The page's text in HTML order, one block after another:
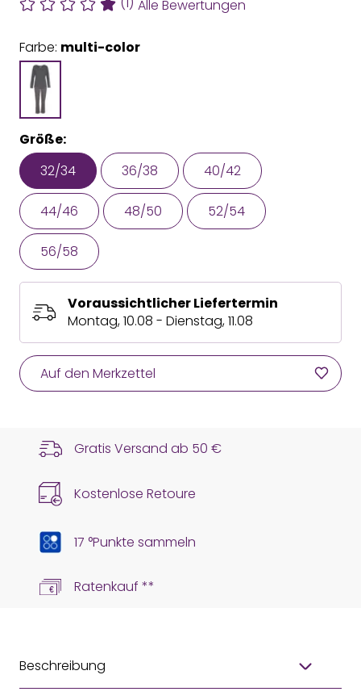
Alle Bewertungen
Farbe: multi-color
Größe:
32/34
36/38 40/42
44/46 48/50 52/54
56/58
Voraussichtlicher Liefertermin
Montag, 10.08 - Dienstag, 11.08
Auf den Merkzettel
Gratis Versand ab 50 €
Kostenlose Retoure
17 °Punkte sammeln
Ratenkauf **
Beschreibung